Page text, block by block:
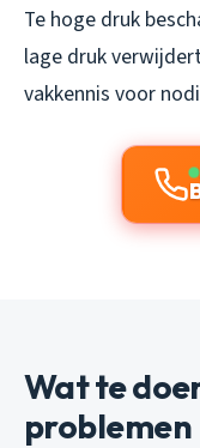
Te hoge druk
lage druk
vakkennis voor
Wat te
problemen